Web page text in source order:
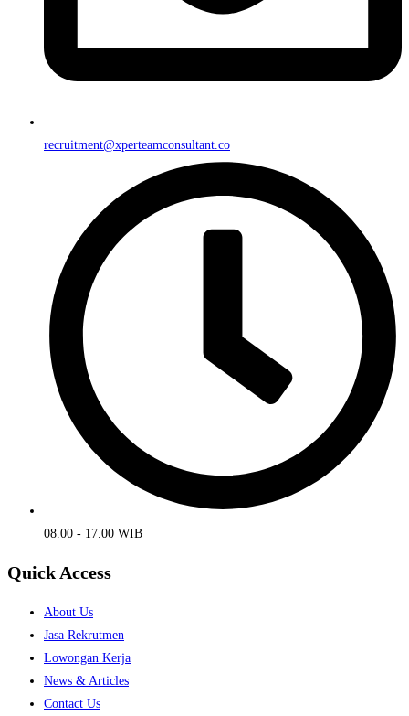
recruitment@xperteamconsultant.co
08.00 - 17.00 WIB
Quick Access
About Us
Jasa Rekrutmen
Lowongan Kerja
News & Articles
Contact Us